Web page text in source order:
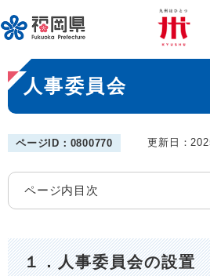
ー
ジ
先
頭
で
メニューを飛ばして
本
文
人事委員会
ページID：0800770 更新日：
ページ内目次
１．人事委員会の設置